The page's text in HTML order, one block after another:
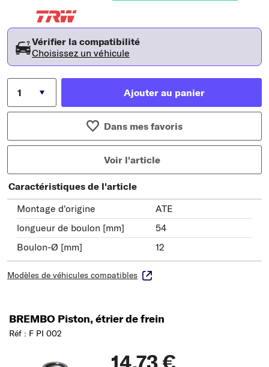
Vérifier la compatibilité
Choisissez un véhicule
Ajouter au panier
Dans mes favoris
Voir l'article
Caractéristiques de l'article
Montage d'origine
ATE
longueur de boulon [mm]
54
Boulon-Ø [mm]
12
Modèles de véhicules compatibles
BREMBO Piston, étrier de frein
Réf : F PI 002
14,73 €